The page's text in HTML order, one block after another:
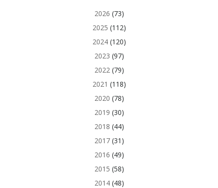
2026 (73)
2025 (112)
2024(120)
2023 (97)
2022 (79)
2021 (118)
2020 (78)
2019 (30)
2018 (44)
2017(31)
2016 (49)
2015 (58)
2014(48)